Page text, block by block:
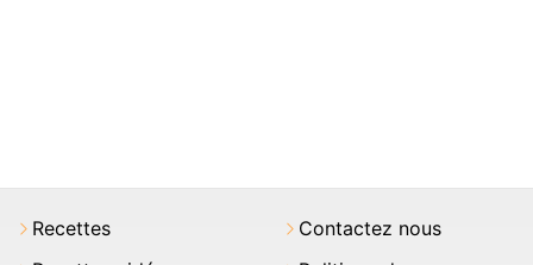
Recettes
Contactez nous